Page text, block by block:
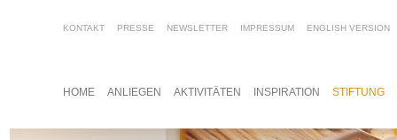
HOME ANLIEGEN AKTIVITÄTEN INSPIRATION STIFTUNG
KONTAKT PRESSE NEWSLETTER IMPRESSUM ENGLISH VERSION